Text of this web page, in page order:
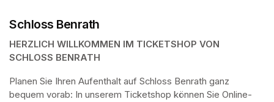
Schloss Benrath
HERZLICH WILLKOMMEN IM TICKETSHOP VON
SCHLOSS BENRATH
Planen Sie Ihren Aufenthalt auf Schloss Benrath ganz
bequem vorab: In unserem Ticketshop können Sie Online-